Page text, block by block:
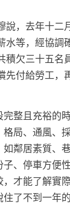
，去年十二
水等，經協調
積欠三十五名
付給勞工，
整且充裕的
局、通風、
鄰居素質、
、停車方便
才能了解實
了不到一年